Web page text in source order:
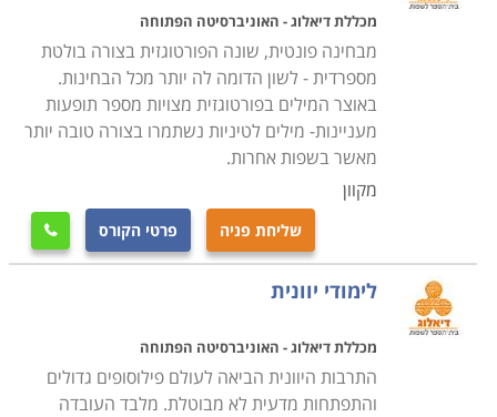
מכללת דיאלוג - האוניברסיטה הפתוחה
מבחינה פונטית, שונה הפורטוגזית בצורה בולטת
מספרדית - לשון הדומה לה יותר מכל הבחינות.
באוצר המילים בפורטוגזית מצויות מספר תופעות
מעניינות- מילים לטיניות נשתמרו בצורה טובה יותר
מאשר בשפות אחרות.
מקוון
שליחת פניה פרטי הקורס 
לימודי יוונית
מכללת דיאלוג - האוניברסיטה הפתוחה
התרבות היוונית הביאה לעולם פילוסופים גדולים
והתפתחות מדעית לא מבוטלת. מלבד העובדה